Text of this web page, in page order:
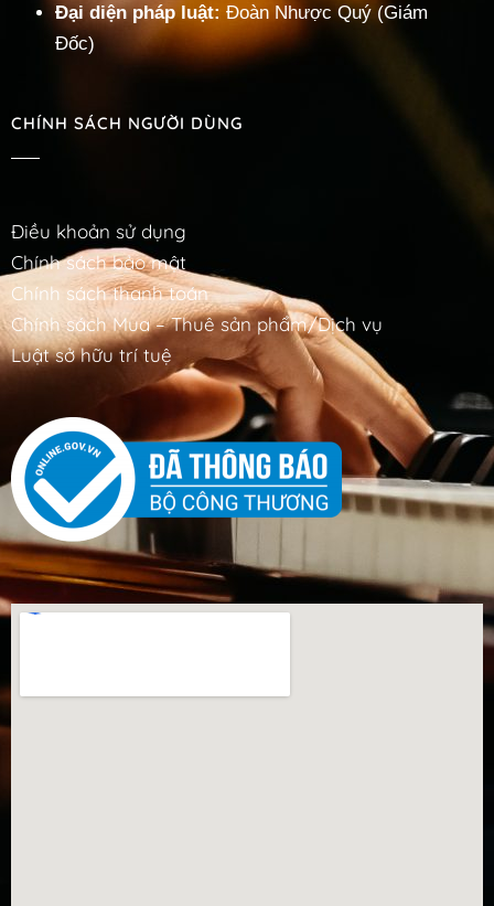
Đại diện pháp luật: Đoàn Nhược Quý (Giám
Đốc)
CHÍNH SÁCH NGƯỜI DÙNG
Điều khoản sử dụng
Chính sách bảo mật
Chính sách thanh toán
Chính sách Mua – Thuê sản phẩm/Dịch vụ
Luật sở hữu trí tuệ